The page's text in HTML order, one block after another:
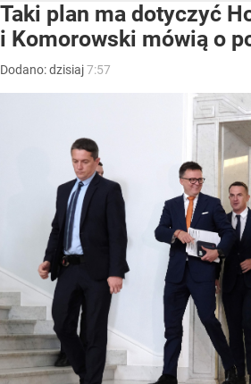
Taki plan ma dotyczyć
i Komorowski mówią o
Dodano:dzisiaj7:57